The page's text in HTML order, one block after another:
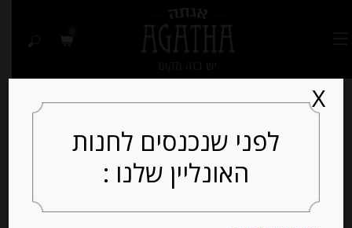
Out of
לפני שנכנסים לחנות
האונליין שלנו :
X